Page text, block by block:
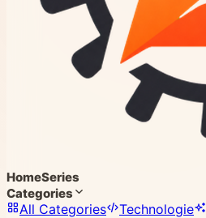
HomeSeries
Categories
All Categories Technologie